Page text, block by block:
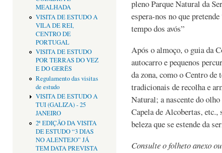
MEALHADA
VISITA DE ESTUDO A
VILA DE REI,
CENTRO DE
PORTUGAL
VISITA DE ESTUDO
POR TERRAS DO VEZ
E DO GERÊS
Regulamento das visitas
de estudo
VISITA DE ESTUDO A
TUI (GALIZA) - 25
JANEIRO
2ª EDIÇÃO DA VISITA
DE ESTUDO “3 DIAS
NO ALENTEJO” JÁ
TEM DATA PREVISTA
pleno Parque Natural da
espera-nos no que
tempo dos avós”
Após o almoço, o guia da
autocarro e pequenos
da zona, como o Centro de
tradicionais de recolha e
Natural; a nascente do
Capela de Alcobertas, etc.,
beleza que se estende da
Consulte o folheto anexo